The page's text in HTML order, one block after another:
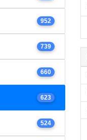
952
739
660
623
524